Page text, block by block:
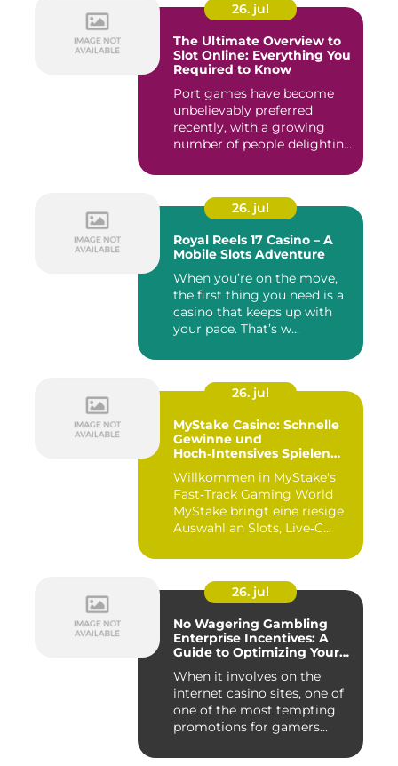
26. jul
The Ultimate Overview to
Slot Online: Everything You
Required to Know
Port games have become
unbelievably preferred
recently, with a growing
number of people delighting
26. jul
Royal Reels 17 Casino – A
Mobile Slots Adventure
When you’re on the move,
the first thing you need is a
casino that keeps up with
your pace. That’s w...
26. jul
MyStake Casino: Schnelle
Gewinne und
Hoch‑Intensives Spielen
Willkommen in MyStake's
Fast‑Track Gaming World
MyStake bringt eine riesige
Auswahl an Slots, Live‑C...
26. jul
No Wagering Gambling
Enterprise Incentives: A
Guide to Optimizing Your
When it involves on the
internet casino sites, one of
one of the most tempting
promotions for gamers...